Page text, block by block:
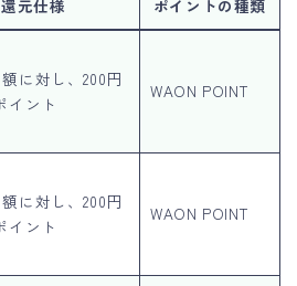
還元仕様 ポイントの種類
に対し、200円
イント
WAON POINT
に対し、200円
イント
WAON POINT